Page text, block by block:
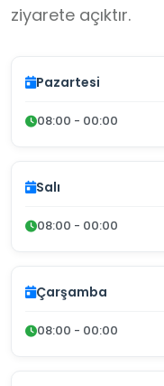
ziyarete açıktır.
Pazartesi
08:00 - 00:00
Salı
08:00 - 00:00
Çarşamba
08:00 - 00:00